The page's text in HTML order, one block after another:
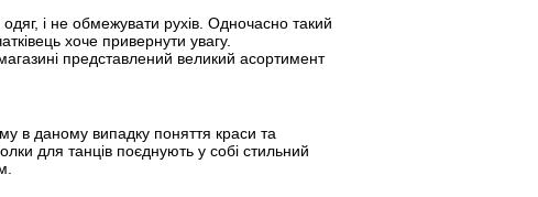
і не обмежувати рухів. Одночасно такий
хоче привернути увагу.
магазині представлений великий асортимент
в даному випадку поняття краси та
для танців поєднують у собі стильний